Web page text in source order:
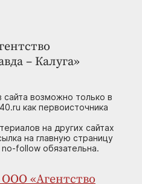
– Калуга»
возможно только в
как первоисточника
на других сайтах
на главную страницу
follow обязательна.
«Агентство